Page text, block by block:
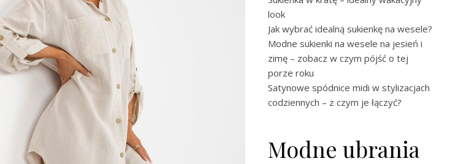
look
Jak wybrać idealną sukienkę na wesele?
Modne sukienki na wesele na jesień i
zimę – zobacz w czym pójść o tej
porze roku
Satynowe spódnice midi w stylizacjach
codziennych – z czym je łączyć?
Modne ubrania